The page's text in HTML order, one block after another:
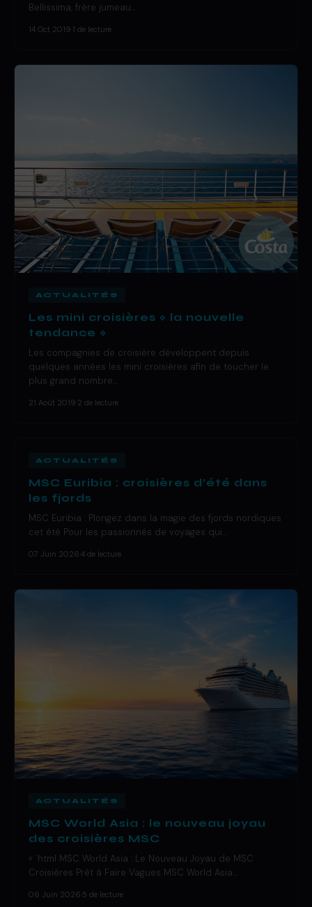
Bellissima, frère jumeau…
14 Oct 2019 1 de lecture
ACTUALITÉS
Les mini croisières « la nouvelle
tendance »
Les compagnies de croisière développent depuis
quelques années les mini croisières afin de toucher le
plus grand nombre…
21 Août 2019 2 de lecture
ACTUALITÉS
MSC Euribia : croisières d’été dans
les fjords
MSC Euribia : Plongez dans la magie des fjords nordiques
cet été Pour les passionnés de voyages qui…
07 Juin 2026 4 de lecture
ACTUALITÉS
MSC World Asia : le nouveau joyau
des croisières MSC
« `html MSC World Asia : Le Nouveau Joyau de MSC
Croisières Prêt à Faire Vagues MSC World Asia…
06 Juin 2026 5 de lecture